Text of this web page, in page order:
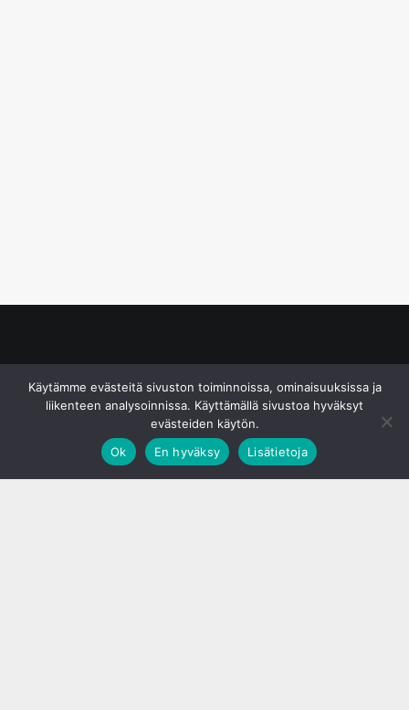
Käytämme evästeitä sivuston toiminnoissa, ominaisuuksissa ja
liikenteen analysoinnissa. Käyttämällä sivustoa hyväksyt
evästeiden käytön.
Ok
En hyväksy Lisätietoja